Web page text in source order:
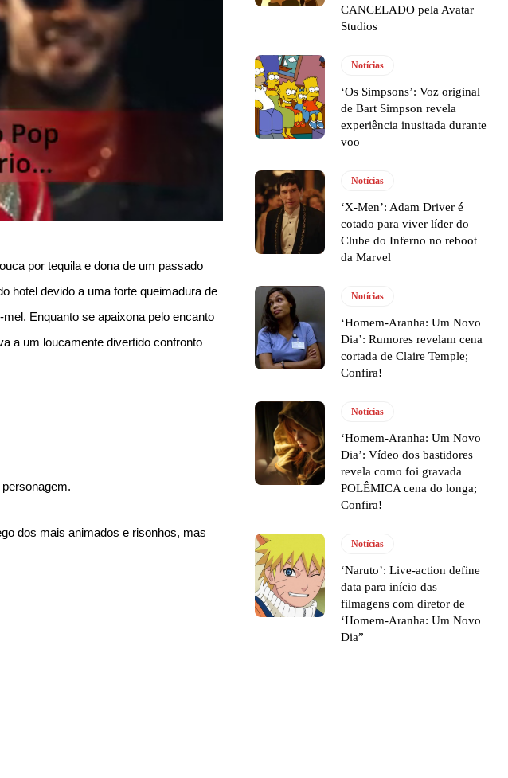
por tequila e dona de um passado
hotel devido a uma forte queimadura de
Enquanto se apaixona pelo encanto
a um loucamente divertido confronto
dos mais animados e risonhos, mas
CANCELADO pela Avatar
Studios
Notícias
‘Os Simpsons’: Voz original
de Bart Simpson revela
experiência inusitada durante
voo
Notícias
‘X-Men’: Adam Driver é
cotado para viver líder do
Clube do Inferno no reboot
da Marvel
Notícias
‘Homem-Aranha: Um Novo
Dia’: Rumores revelam cena
cortada de Claire Temple;
Confira!
Notícias
‘Homem-Aranha: Um Novo
Dia’: Vídeo dos bastidores
revela como foi gravada
POLÊMICA cena do longa;
Confira!
Notícias
‘Naruto’: Live-action define
data para início das
filmagens com diretor de
‘Homem-Aranha: Um Novo
Dia”